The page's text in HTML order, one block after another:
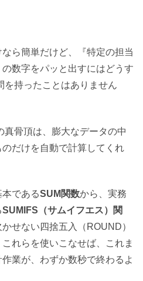
なら簡単だけど、『特定の担当
数字をパッと出すにはどうす
を持ったことはありません
骨頂は、膨大なデータの中
だけを自動で計算してくれ
であるSUM関数から、実務
SUMIFS（サムイフエス）関
せない四捨五入（ROUND）
れらを使いこなせば、これま
業が、わずか数秒で終わるよ